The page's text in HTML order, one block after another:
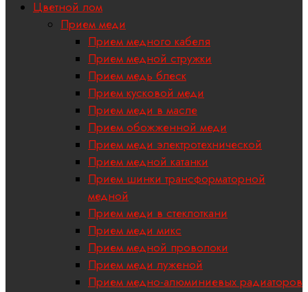
Цветной лом
Прием меди
Прием медного кабеля
Прием медной стружки
Прием медь блеск
Прием кусковой меди
Прием меди в масле
Прием обожженной меди
Прием меди электротехнической
Прием медной катанки
Прием шинки трансформаторной
медной
Прием меди в стеклоткани
Прием меди микс
Прием медной проволоки
Прием меди луженой
Прием медно-алюминиевых радиаторов